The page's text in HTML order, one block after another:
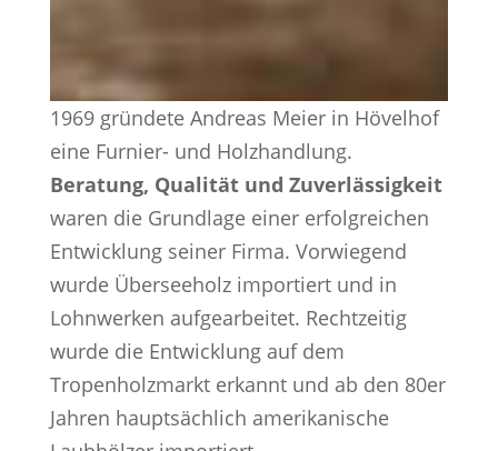
1969 gründete Andreas Meier in Hövelhof
eine Furnier- und Holzhandlung.
Beratung, Qualität und Zuverlässigkeit
waren die Grundlage einer erfolgreichen
Entwicklung seiner Firma. Vorwiegend
wurde Überseeholz importiert und in
Lohnwerken aufgearbeitet. Rechtzeitig
wurde die Entwicklung auf dem
Tropenholzmarkt erkannt und ab den 80er
Jahren hauptsächlich amerikanische